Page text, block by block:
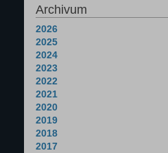
Archivum
2026
2025
2024
2023
2022
2021
2020
2019
2018
2017